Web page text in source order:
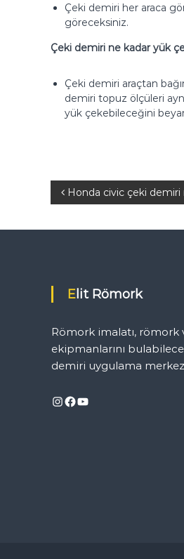
Çeki demiri her araca
göreceksiniz.
Çeki demiri ne kadar yük
Çeki demiri araçtan
demiri topuz ölçüleri
yük çekebileceğini
Y
a
ı
g
e
Honda civic çeki demiri
Elit Römork
Römork imalatı, römork
ekipmanlarını
demiri uygulama
InstagramFacebook YouTube